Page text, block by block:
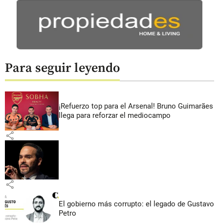
Para seguir leyendo
¡Refuerzo top para el Arsenal! Bruno Guimarães
llega para reforzar el mediocampo
share
share
El gobierno más corrupto: el legado de Gustavo
Petro